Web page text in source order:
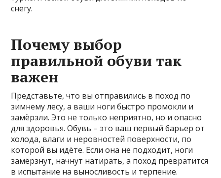
снегу.
Почему выбор
правильной обуви так
важен
Представьте, что вы отправились в поход по
зимнему лесу, а ваши ноги быстро промокли и
замёрзли. Это не только неприятно, но и опасно
для здоровья. Обувь – это ваш первый барьер от
холода, влаги и неровностей поверхности, по
которой вы идёте. Если она не подходит, ноги
замёрзнут, начнут натирать, а поход превратится
в испытание на выносливость и терпение.